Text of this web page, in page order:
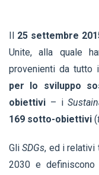
Il 25 settembre
Unite, alla quale
provenienti da tutto
per lo sviluppo
obiettivi – i
169 sotto-obiettivi (
GliSDGs, ed i relativi
2030 e